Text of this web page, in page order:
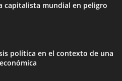
capitalista mundial en peligro
política en el contexto de una